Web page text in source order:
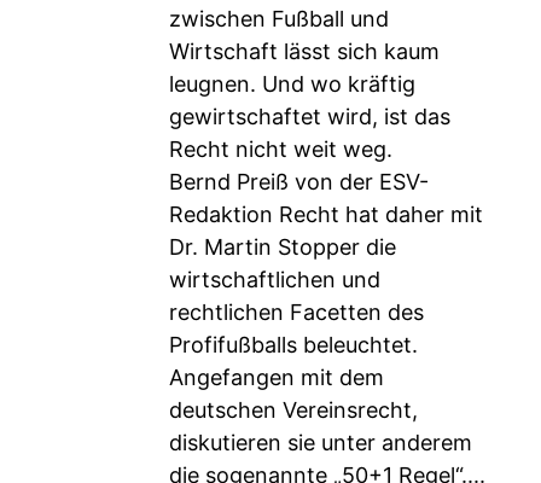
zwischen Fußball und
Wirtschaft lässt sich kaum
leugnen. Und wo kräftig
gewirtschaftet wird, ist das
Recht nicht weit weg.
Bernd Preiß von der ESV-
Redaktion Recht hat daher mit
Dr. Martin Stopper die
wirtschaftlichen und
rechtlichen Facetten des
Profifußballs beleuchtet.
Angefangen mit dem
deutschen Vereinsrecht,
diskutieren sie unter anderem
die sogenannte „50+1 Regel“....